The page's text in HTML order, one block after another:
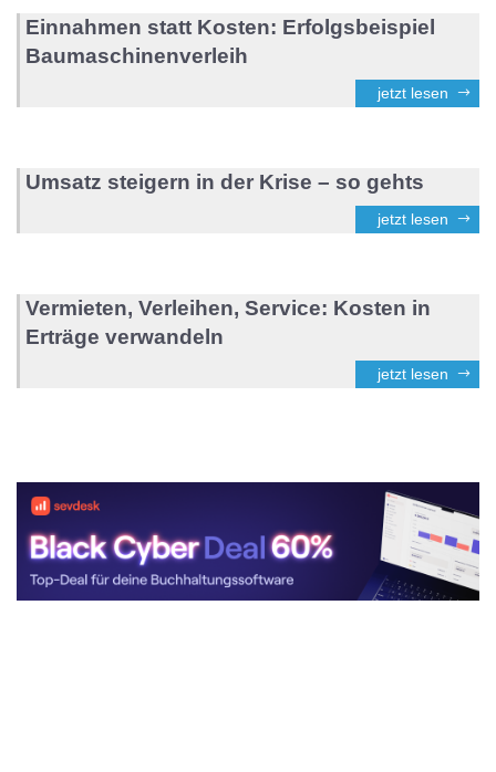
Einnahmen statt Kosten: Erfolgsbeispiel
Baumaschinenverleih
jetzt lesen
Umsatz steigern in der Krise – so gehts
jetzt lesen
Vermieten, Verleihen, Service: Kosten in
Erträge verwandeln
jetzt lesen